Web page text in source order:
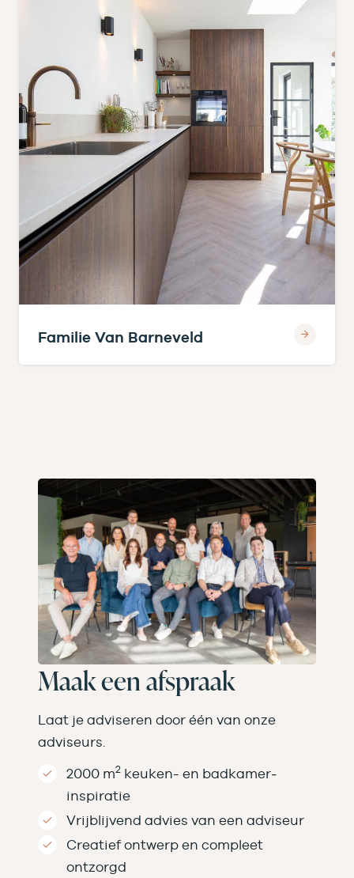
Familie Van Barneveld
Maak een afspraak
Laat je adviseren door één van onze
adviseurs.
2000 m2 keuken- en badkamer­
inspiratie
Vrijblijvend advies van een adviseur
Creatief ontwerp en compleet
ontzorgd